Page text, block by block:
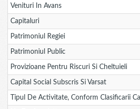
Venituri In Avans
Capitaluri
Patrimoniul Regiei
Patrimoniul Public
Provizioane Pentru Riscuri Si Cheltuieli
Capital Social Subscris Si Varsat
Tipul De Activitate, Conform Clasificarii